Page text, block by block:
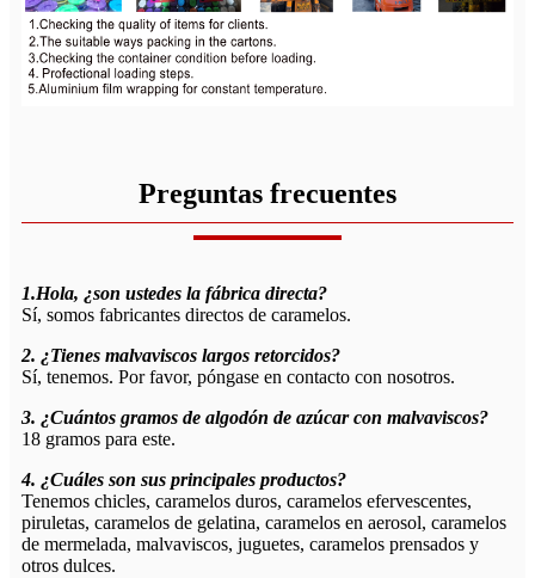
Preguntas frecuentes
1.Hola, ¿son ustedes la fábrica directa?
Sí, somos fabricantes directos de caramelos.
2. ¿Tienes malvaviscos largos retorcidos?
Sí, tenemos. Por favor, póngase en contacto con nosotros.
3. ¿Cuántos gramos de algodón de azúcar con malvaviscos?
18 gramos para este.
4. ¿Cuáles son sus principales productos?
Tenemos chicles, caramelos duros, caramelos efervescentes,
piruletas, caramelos de gelatina, caramelos en aerosol, caramelos
de mermelada, malvaviscos, juguetes, caramelos prensados ​​y
otros dulces.